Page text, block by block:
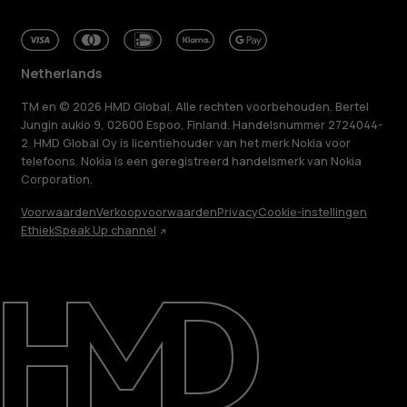
Herstellen, hergebruiken, recyclen
Duurzaamheid
Klantenservice
Netherlands
Netherlands
TM en © 2026 HMD Global. Alle rechten voorbehouden. Bertel
Jungin aukio 9, 02600 Espoo, Finland. Handelsnummer 2724044-
2. HMD Global Oy is licentiehouder van het merk Nokia voor
telefoons. Nokia is een geregistreerd handelsmerk van Nokia
Corporation.
VoorwaardenVerkoopvoorwaardenPrivacyCookie-instellingen
EthiekSpeak Up channel